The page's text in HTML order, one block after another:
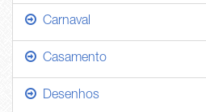
Carnaval
Casamento
Desenhos